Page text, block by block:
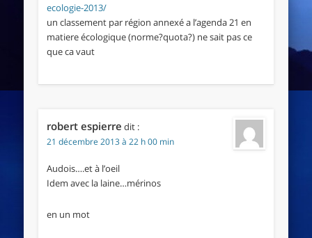
ecologie-2013/
un classement par région annexé a l’agenda 21 en
matiere écologique (norme?quota?) ne sait pas ce
que ca vaut
robert espierre dit :
21 décembre 2013 à 22 h 00 min
Audois….et à l’oeil
Idem avec la laine…mérinos
en un mot